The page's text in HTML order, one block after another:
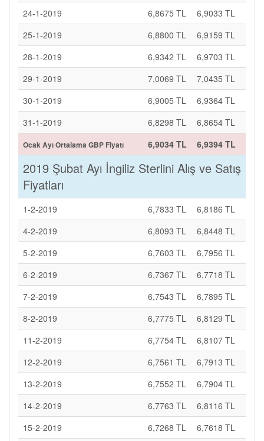
24-1-2019
6,8675 TL
6,9033 TL
25-1-2019
6,8800 TL
6,9159 TL
28-1-2019
6,9342 TL
6,9703 TL
29-1-2019
7,0069 TL
7,0435 TL
30-1-2019
6,9005 TL
6,9364 TL
31-1-2019
6,8298 TL 6,8654 TL
Ocak Ayı Ortalama GBP Fiyatı 6,9034 TL 6,9394 TL
2019 Şubat Ayı İngiliz Sterlini Alış ve Satış
Fiyatları
1-2-2019 6,7833 TL
6,8186 TL
4-2-2019
6,8093 TL
6,8448 TL
5-2-2019
6,7603 TL
6,7956 TL
6-2-2019
6,7367 TL
6,7718 TL
7-2-2019
6,7543 TL
6,7895 TL
8-2-2019
6,7775 TL
6,8129 TL
11-2-2019
6,7754 TL
6,8107 TL
12-2-2019
6,7561 TL
6,7913 TL
13-2-2019
6,7552 TL
6,7904 TL
14-2-2019
6,7763 TL
6,8116 TL
15-2-2019
6,7268 TL 6,7618 TL